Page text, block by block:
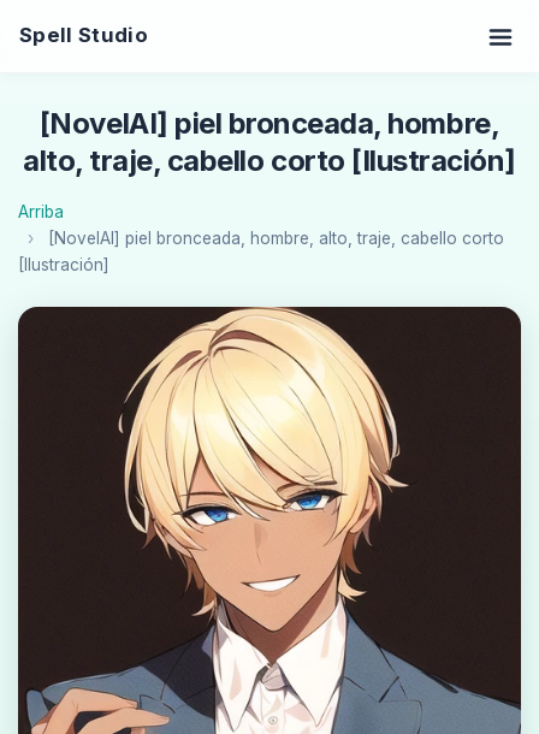
Spell Studio
[NovelAI] piel bronceada, hombre,
alto, traje, cabello corto [Ilustración]
Arriba
[NovelAI] piel bronceada, hombre, alto, traje, cabello corto
[Ilustración]